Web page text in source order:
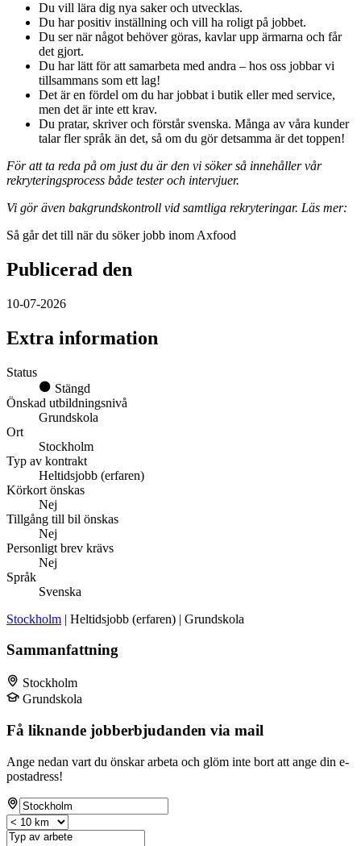
Du vill lära dig nya saker och utvecklas.
Du har positiv inställning och vill ha roligt på jobbet.
Du ser när något behöver göras, kavlar upp ärmarna och får
det gjort.
Du har lätt för att samarbeta med andra – hos oss jobbar vi
tillsammans som ett lag!
Det är en fördel om du har jobbat i butik eller med service,
men det är inte ett krav.
Du pratar, skriver och förstår svenska. Många av våra kunder
talar fler språk än det, så om du gör detsamma är det toppen!
För att ta reda på om just du är den vi söker så innehåller vår
rekryteringsprocess både tester och intervjuer.
Vi gör även bakgrundskontroll vid samtliga rekryteringar. Läs mer:
Så går det till när du söker jobb inom Axfood
Publicerad den
10-07-2026
Extra information
Status
Stängd
Önskad utbildningsnivå
Grundskola
Ort
Stockholm
Typ av kontrakt
Heltidsjobb (erfaren)
Körkort önskas
Nej
Tillgång till bil önskas
Nej
Personligt brev krävs
Nej
Språk
Svenska
Stockholm | Heltidsjobb (erfaren) | Grundskola
Sammanfattning
Stockholm
Grundskola
Få liknande jobberbjudanden via mail
Ange nedan vart du önskar arbeta och glöm inte bort att ange din e-
postadress!